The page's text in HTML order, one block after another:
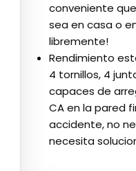
conveniente
sea en casa o
libremente!
Rendimiento
4 tornillos, 4
capaces de
CA en la pared
accidente, no
necesita